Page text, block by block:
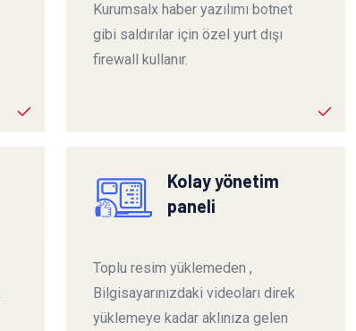
Kurumsalx haber yazılımı botnet
gibi saldırılar için özel yurt dışı
firewall kullanır.
Kolay yönetim
paneli
Toplu resim yüklemeden ,
Bilgisayarınızdaki videoları direk
yüklemeye kadar aklınıza gelen